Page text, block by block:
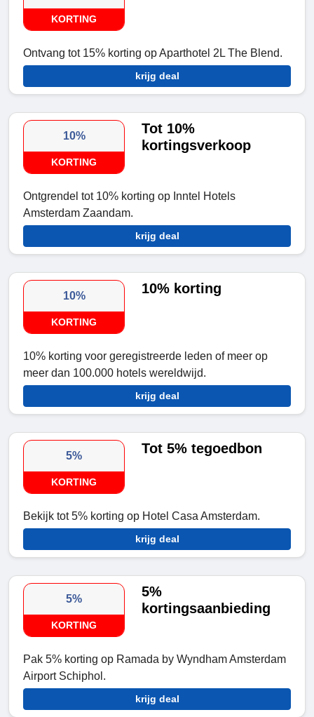
KORTING
Ontvang tot 15% korting op Aparthotel 2L The Blend.
krijg deal
10%
KORTING
Tot 10%
kortingsverkoop
Ontgrendel tot 10% korting op Inntel Hotels
Amsterdam Zaandam.
krijg deal
10%
KORTING
10% korting
10% korting voor geregistreerde leden of meer op
meer dan 100.000 hotels wereldwijd.
krijg deal
5%
KORTING
Tot 5% tegoedbon
Bekijk tot 5% korting op Hotel Casa Amsterdam.
krijg deal
5%
KORTING
5%
kortingsaanbieding
Pak 5% korting op Ramada by Wyndham Amsterdam
Airport Schiphol.
krijg deal